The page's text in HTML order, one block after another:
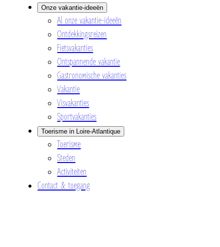
Onze vakantie-ideeën
Al onze vakantie-ideeën
Ontdekkingsreizen
Fietsvakanties
Ontspannende vakantie
Gastronomische vakanties
Vakantie
Visvakanties
Sportvakanties
Toerisme in Loire-Atlantique
Toerisme
Steden
Activiteiten
Contact & toegang